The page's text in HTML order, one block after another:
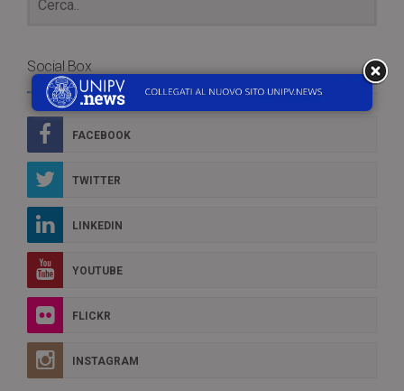
Social Box
FACEBOOK
TWITTER
LINKEDIN
YOUTUBE
FLICKR
INSTAGRAM